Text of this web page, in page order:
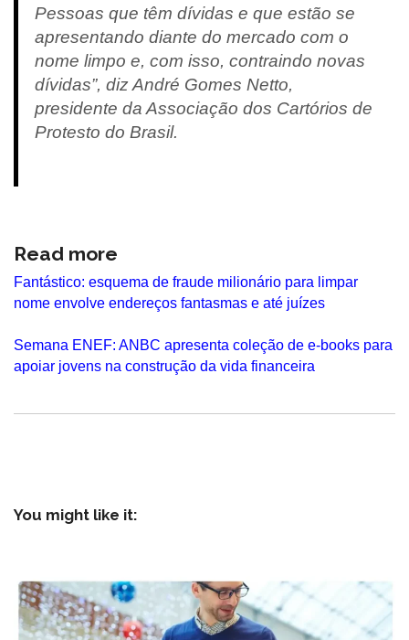
Pessoas que têm dívidas e que estão se
apresentando diante do mercado com o
nome limpo e, com isso, contraindo novas
dívidas”, diz André Gomes Netto,
presidente da Associação dos Cartórios de
Protesto do Brasil.
Read more
Fantástico: esquema de fraude milionário para limpar
nome envolve endereços fantasmas e até juízes
Semana ENEF: ANBC apresenta coleção de e-books para
apoiar jovens na construção da vida financeira
You might like it: